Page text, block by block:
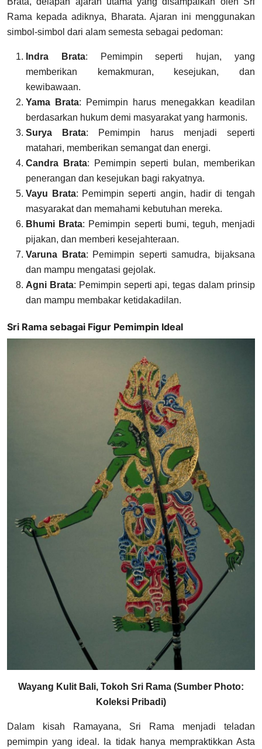
Rama kepada adiknya, Bharata. Ajaran ini menggunakan
simbol-simbol dari alam semesta sebagai pedoman:
Indra Brata: Pemimpin seperti hujan, yang
memberikan kemakmuran, kesejukan, dan
kewibawaan.
Yama Brata: Pemimpin harus menegakkan keadilan
berdasarkan hukum demi masyarakat yang harmonis.
Surya Brata: Pemimpin harus menjadi seperti
matahari, memberikan semangat dan energi.
Candra Brata: Pemimpin seperti bulan, memberikan
penerangan dan kesejukan bagi rakyatnya.
Vayu Brata: Pemimpin seperti angin, hadir di tengah
masyarakat dan memahami kebutuhan mereka.
Bhumi Brata: Pemimpin seperti bumi, teguh, menjadi
pijakan, dan memberi kesejahteraan.
Varuna Brata: Pemimpin seperti samudra, bijaksana
dan mampu mengatasi gejolak.
Agni Brata: Pemimpin seperti api, tegas dalam prinsip
dan mampu membakar ketidakadilan.
Sri Rama sebagai Figur Pemimpin Ideal
Wayang Kulit Bali, Tokoh Sri Rama (Sumber Photo:
Koleksi Pribadi)
Dalam kisah Ramayana, Sri Rama menjadi teladan
pemimpin yang ideal. Ia tidak hanya mempraktikkan Asta